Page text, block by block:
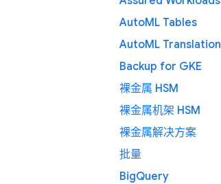
AutoML Tables
AutoML Translation
Backup for GKE
裸金属 HSM
裸金属机架 HSM
裸金属解决方案
批量
BigQuery